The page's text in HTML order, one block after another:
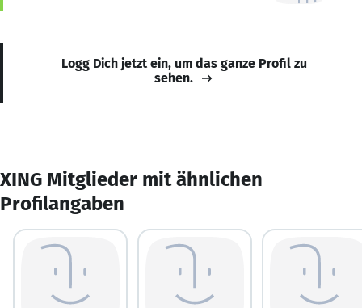
Logg Dich jetzt ein, um das ganze Profil zu
sehen.
XING Mitglieder mit ähnlichen
Profilangaben